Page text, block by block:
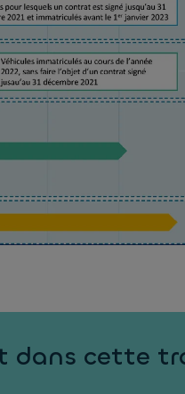
dans cette